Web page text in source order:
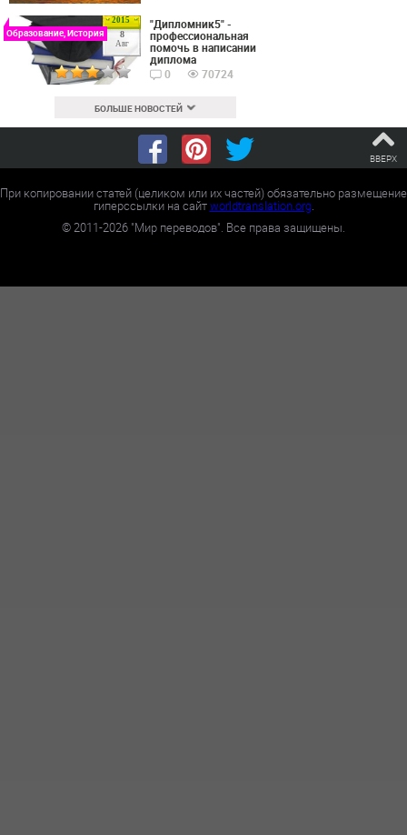
2015
8
Авг
Образование, История
"Дипломник5" -
профессиональная
помочь в написании
диплома
0
70724
БОЛЬШЕ НОВОСТЕЙ
ВВЕРХ
При копировании статей (целиком или их частей) обязательно размещение
гиперссылки на сайтworldtranslation.org.
©2011-2026 "Мир переводов". Все права защищены.